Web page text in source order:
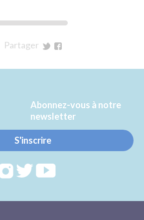
Partager
Twitter
Facebook
Abonnez-vous à notre
newsletter
S'inscrire
RejoignezRejoignezRejoignez